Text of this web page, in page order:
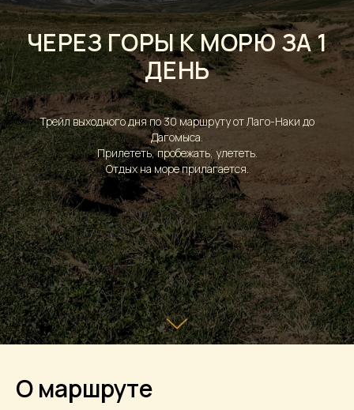
ЧЕРЕЗ ГОРЫ К МОРЮ ЗА 1
ДЕНЬ
Трейл выходного дня по 30 маршруту от Лаго-Наки до
Дагомыса.
Прилететь, пробежать, улететь.
Отдых на море прилагается.
О маршруте